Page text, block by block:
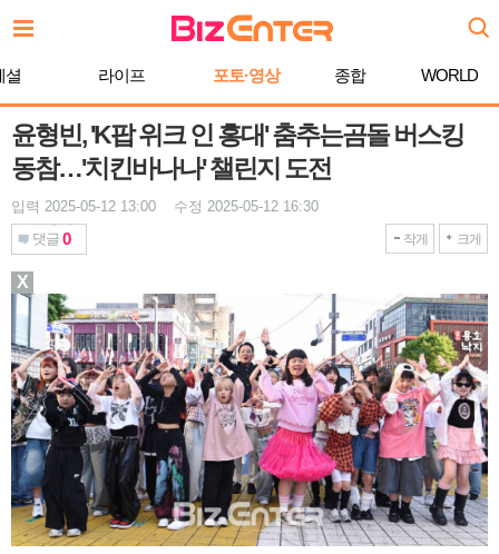
문
로셜 라이프 포토·영상 종합 WORLD
윤형빈, 'K팝 위크 인 홍대' 춤추는곰돌 버스킹
동참…'치킨바나나' 챌린지 도전
입력 2025-05-12 13:00 수정 2025-05-12 16:30
댓글 0 작게 크게
X